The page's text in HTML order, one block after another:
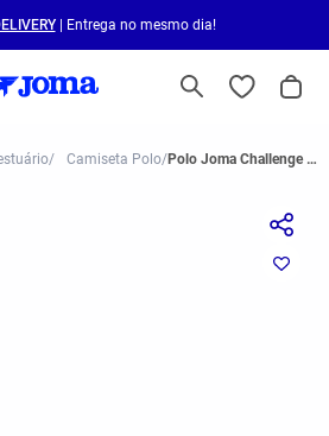
| Entrega no mesmo dia!
Camiseta Polo Polo Joma Challenge Masculino Verde